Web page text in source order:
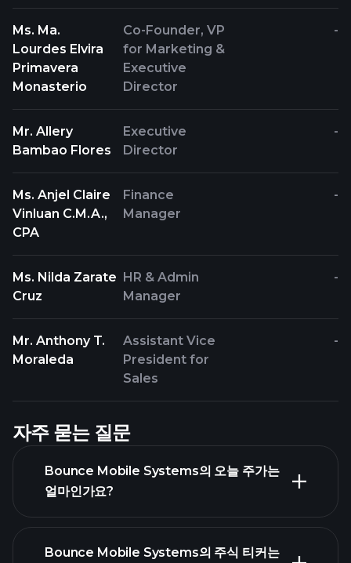
Ms. Ma.
Lourdes Elvira
Primavera
Monasterio
Co-Founder, VP
for Marketing &
Executive
Director
-
Mr. Allery
Bambao Flores
Executive
Director
-
Ms. Anjel Claire
Vinluan C.M.A.,
CPA
Finance
Manager
-
Ms. Nilda Zarate
Cruz
HR & Admin
Manager
-
Mr. Anthony T.
Moraleda
Assistant Vice
President for
Sales
-
자주 묻는 질문
Bounce Mobile Systems의 오늘 주가는
얼마인가요?
Bounce Mobile Systems의 주식 티커는